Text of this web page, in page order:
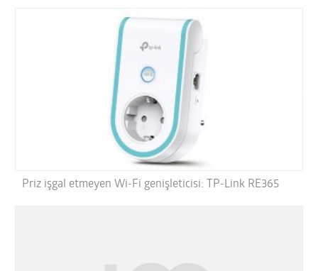
Priz işgal etmeyen Wi-Fi genişleticisi: TP-Link RE365